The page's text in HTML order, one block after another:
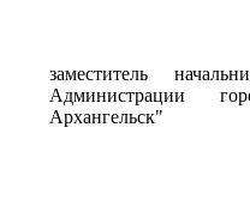
заместитель
Администрации
Архангельск"